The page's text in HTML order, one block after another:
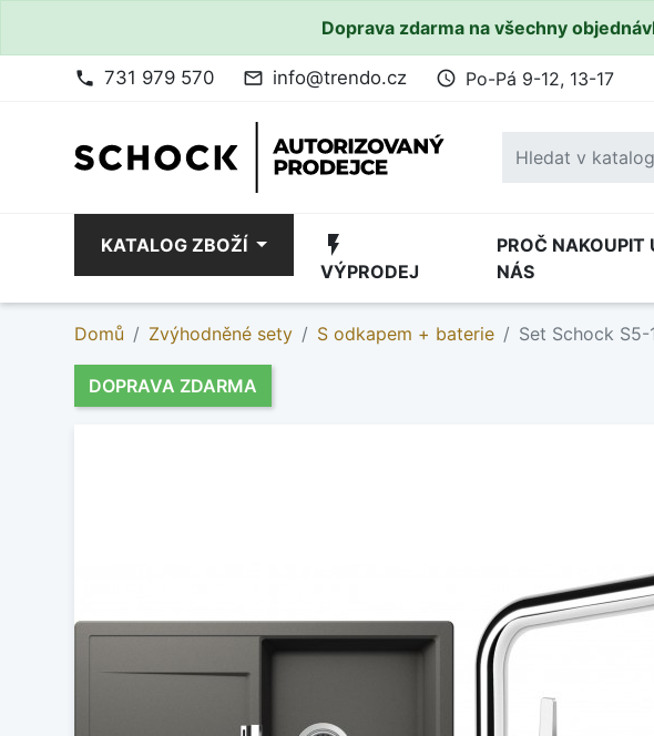
Doprava zdarma na všechny
phone 731 979 570 mail_outline info@trendo.cz access_time Po-Pá 9-12, 13-17
KATALOG ZBOŽÍ flash_on
VÝPRODEJ
PROČ NAKOUPIT
NÁS
Domů Zvýhodněné sety S odkapem + baterie Set Schock
DOPRAVA ZDARMA